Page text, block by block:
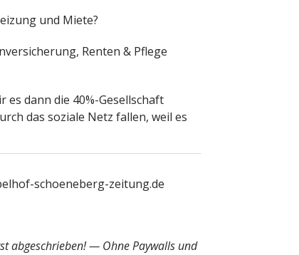
und Miete?
Renten & Pflege
dann die 40%-Gesellschaft
das soziale Netz fallen, weil es
schoeneberg-zeitung.de
abgeschrieben! — Ohne Paywalls und